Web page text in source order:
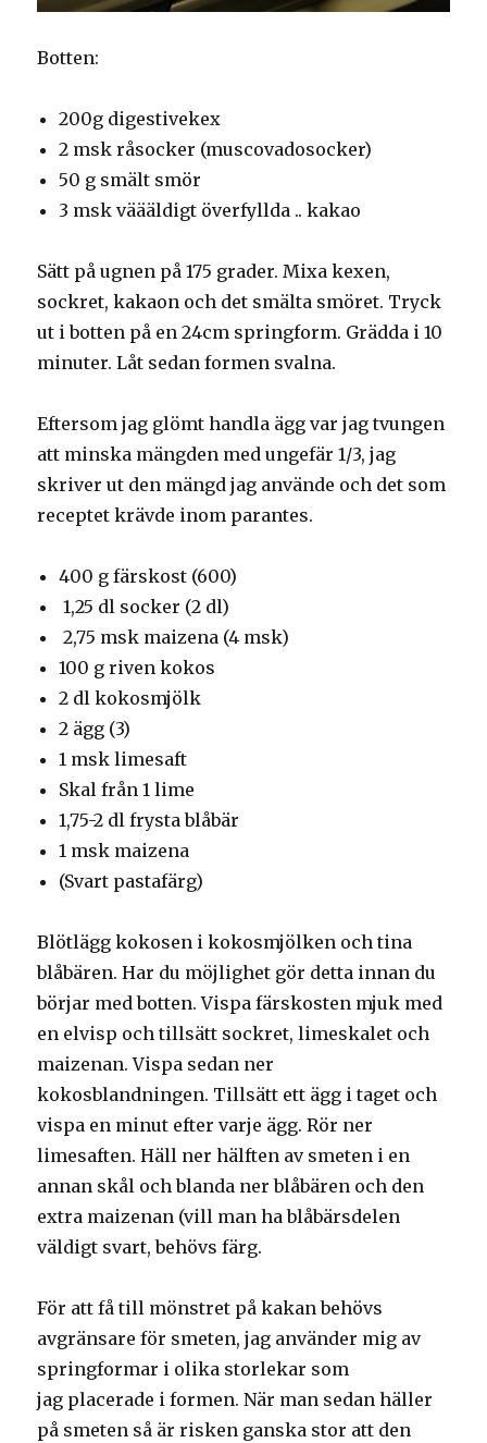
Botten:
200g digestivekex
2 msk råsocker (muscovadosocker)
50 g smält smör
3 msk väääldigt överfyllda .. kakao
Sätt på ugnen på 175 grader. Mixa kexen,
sockret, kakaon och det smälta smöret. Tryck
ut i botten på en 24cm springform. Grädda i 10
minuter. Låt sedan formen svalna.
Eftersom jag glömt handla ägg var jag tvungen
att minska mängden med ungefär 1/3, jag
skriver ut den mängd jag använde och det som
receptet krävde inom parantes.
400 g färskost (600)
1,25 dl socker (2 dl)
2,75 msk maizena (4 msk)
100 g riven kokos
2 dl kokosmjölk
2 ägg (3)
1 msk limesaft
Skal från 1 lime
1,75-2 dl frysta blåbär
1 msk maizena
(Svart pastafärg)
Blötlägg kokosen i kokosmjölken och tina
blåbären. Har du möjlighet gör detta innan du
börjar med botten. Vispa färskosten mjuk med
en elvisp och tillsätt sockret, limeskalet och
maizenan. Vispa sedan ner
kokosblandningen. Tillsätt ett ägg i taget och
vispa en minut efter varje ägg. Rör ner
limesaften. Häll ner hälften av smeten i en
annan skål och blanda ner blåbären och den
extra maizenan (vill man ha blåbärsdelen
väldigt svart, behövs färg.
För att få till mönstret på kakan behövs
avgränsare för smeten, jag använder mig av
springformar i olika storlekar som
jag placerade i formen. När man sedan häller
på smeten så är risken ganska stor att den